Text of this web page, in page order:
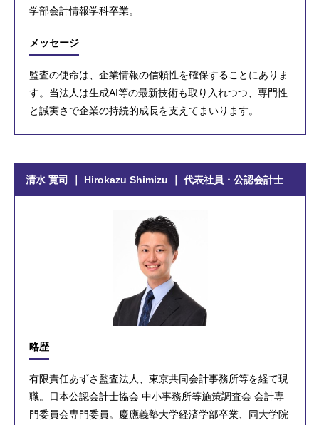
学部会計情報学科卒業。
メッセージ
監査の使命は、企業情報の信頼性を確保することにありま
す。当法人は生成AI等の最新技術も取り入れつつ、専門性
と誠実さで企業の持続的成長を支えてまいります。
清水 寛司 ｜ Hirokazu Shimizu ｜ 代表社員・公認会計士
略歴
有限責任あずさ監査法人、東京共同会計事務所等を経て現
職。日本公認会計士協会 中小事務所等施策調査会 会計専
門委員会専門委員。慶應義塾大学経済学部卒業、同大学院